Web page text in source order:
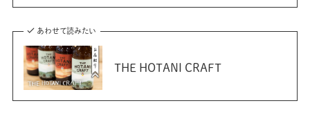
あわせて読みたい
THE HOTANI CRAFT